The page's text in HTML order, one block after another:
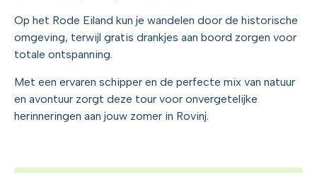
Op het Rode Eiland kun je wandelen door de historische
omgeving, terwijl gratis drankjes aan boord zorgen voor
totale ontspanning.
Met een ervaren schipper en de perfecte mix van natuur
en avontuur zorgt deze tour voor onvergetelijke
herinneringen aan jouw zomer in Rovinj.